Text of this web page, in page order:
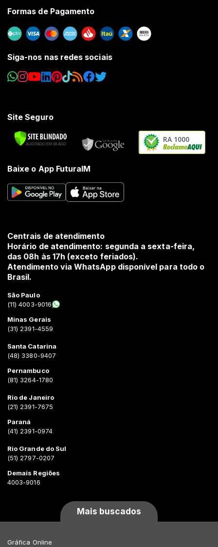
Formas de Pagamento
Siga-nos nas redes sociais
Site Seguro
RA 1000
Baixe o App FuturaIM
Centrais de atendimento
Horário de atendimento: segunda a sexta-feira,
das 08h às 17h (exceto feriados).
Atendimento via WhatsApp disponível para todo o
Brasil.
São Paulo
(11) 4003-9016
Minas Gerais
(31) 2391-4559
Santa Catarina
(48) 3380-9407
Pernambuco
(81) 3264-1780
Rio de Janeiro
(21) 2391-7675
Paraná
(41) 2391-0974
Rio Grande do Sul
(51) 2797-0207
Demais Regiões
4003-9016
Mais buscados
Gráfica Online